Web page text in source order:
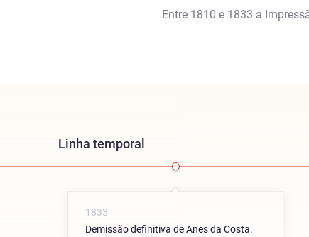
Entre 1810 e 1833 a
Linha temporal
1833
Demissão definitiva de Anes da Costa.